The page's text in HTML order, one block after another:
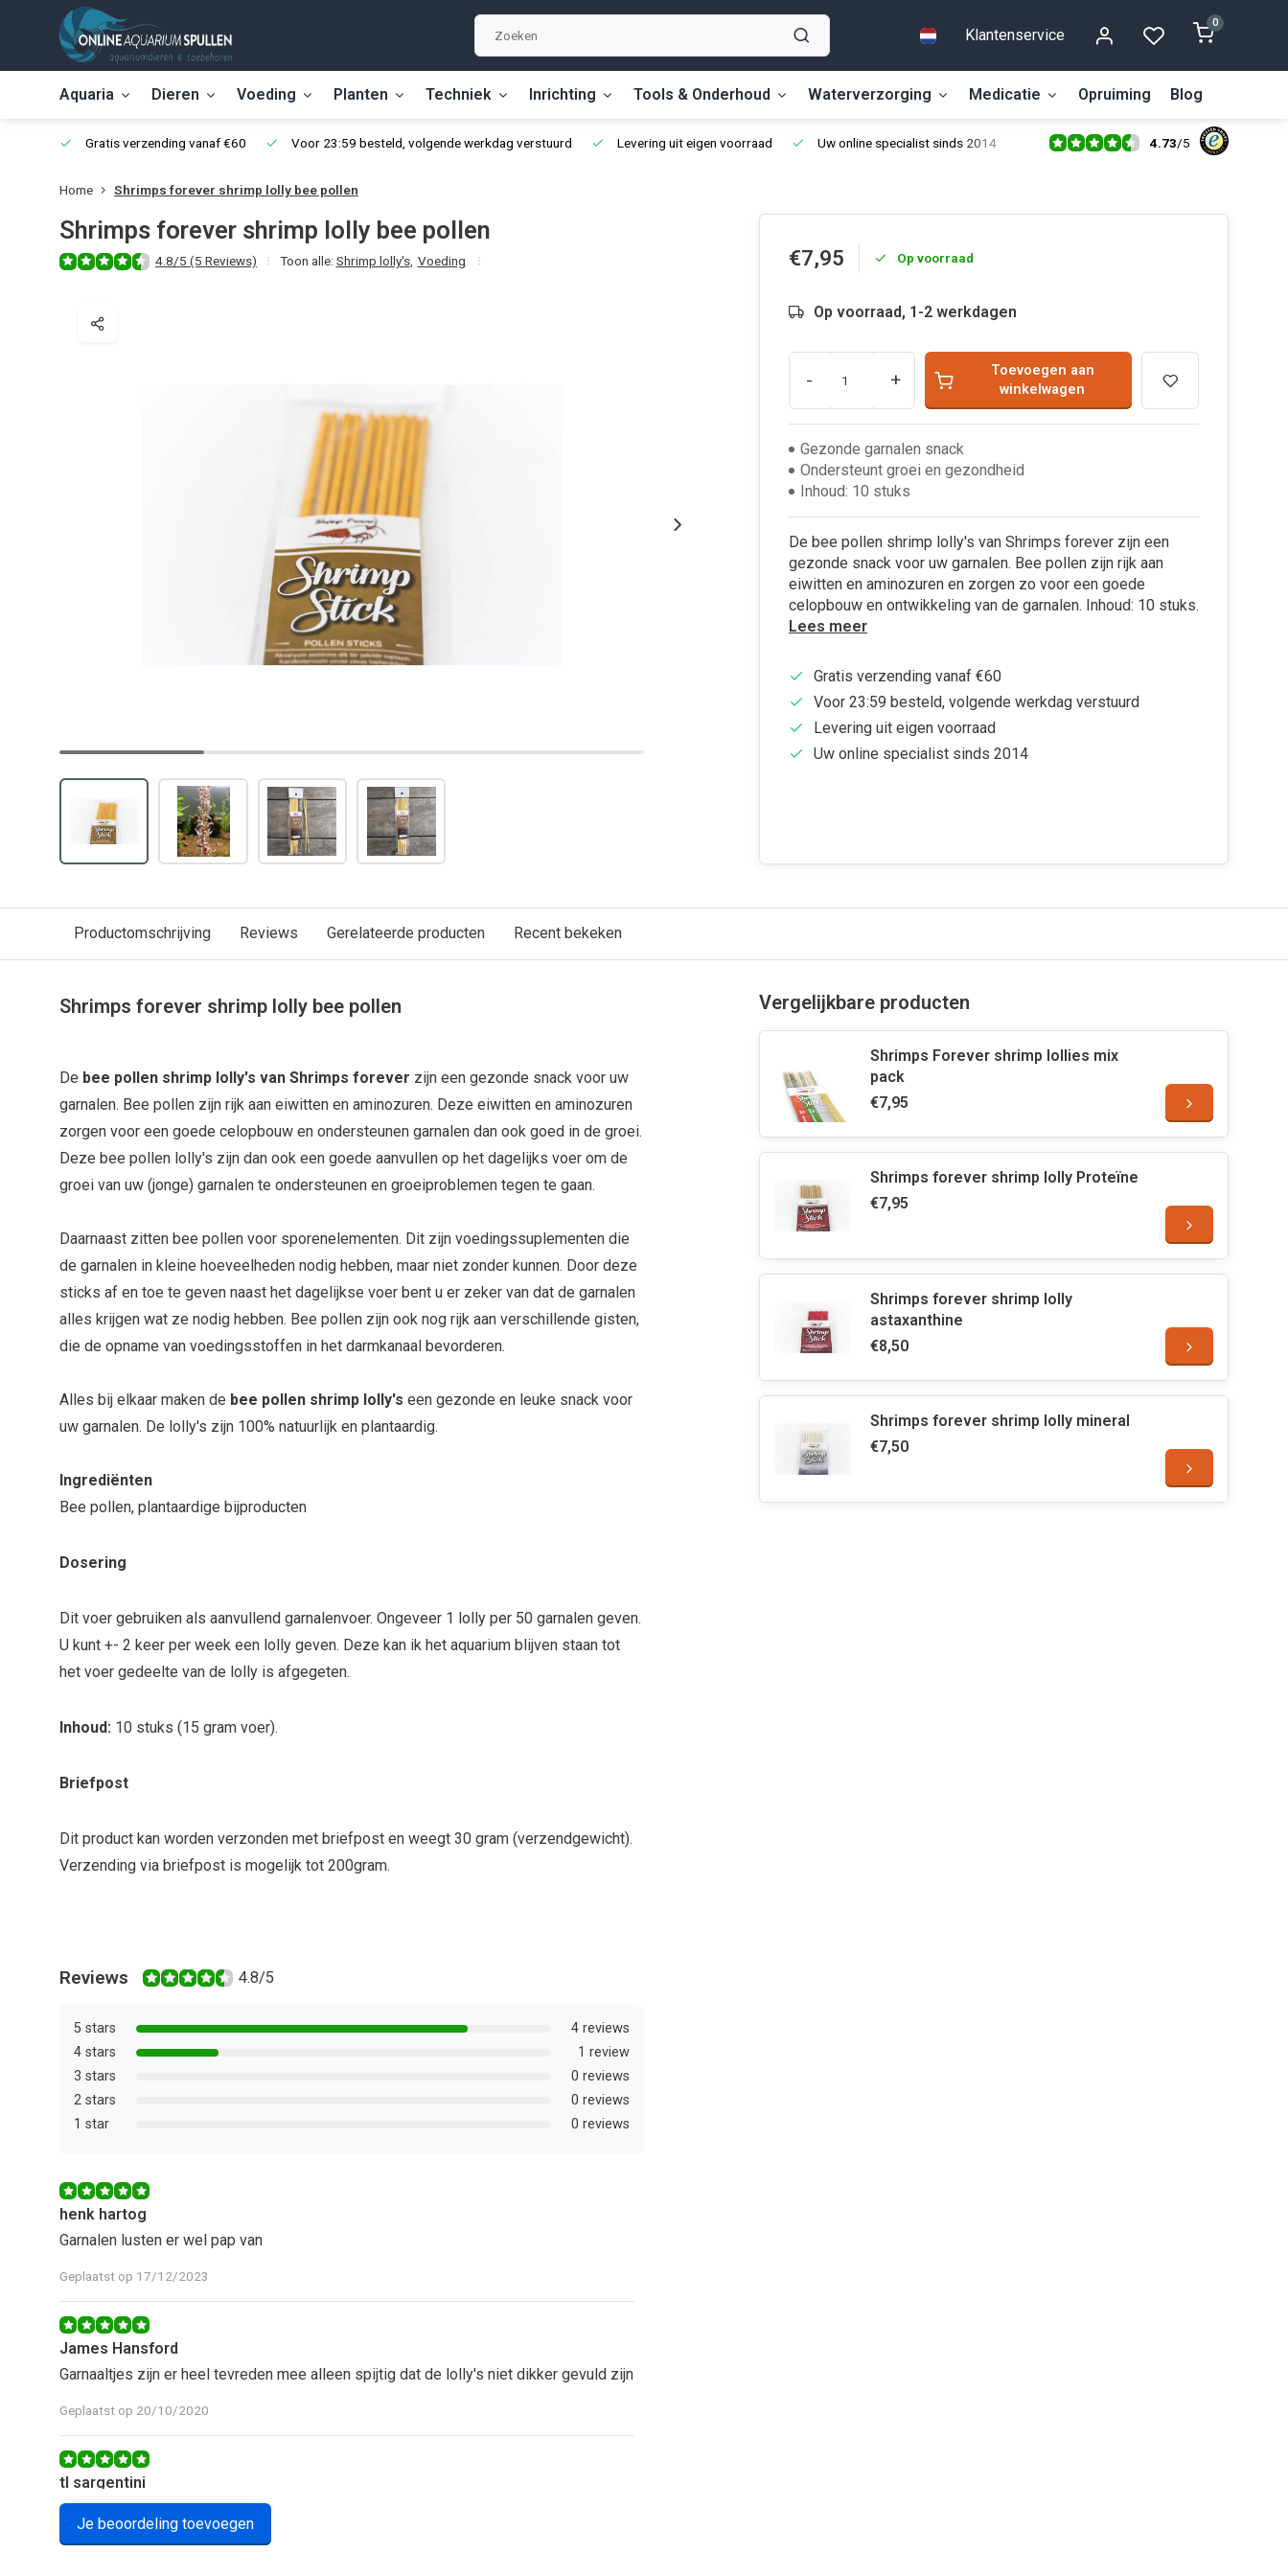
Klantenservice
0
Aquaria Dieren Voeding Planten Techniek Inrichting Tools & Onderhoud Waterverzorging Medicatie Opruiming Blog
Gratis verzending vanaf €60 Voor 23:59 besteld, volgende werkdag verstuurd Levering uit eigen voorraad Uw online specialist sinds 2014 4.73/5
Home Shrimps forever shrimp lolly bee pollen
Shrimps forever shrimp lolly bee pollen
4.8/5 (5 Reviews) Toon alle: Shrimp lolly's, Voeding €7,95 Op voorraad
Op voorraad, 1-2 werkdagen
- +
Toevoegen aan
winkelwagen
Gezonde garnalen snack
Ondersteunt groei en gezondheid
Inhoud: 10 stuks
De bee pollen shrimp lolly's van Shrimps forever zijn een
gezonde snack voor uw garnalen. Bee pollen zijn rijk aan
eiwitten en aminozuren en zorgen zo voor een goede
celopbouw en ontwikkeling van de garnalen. Inhoud: 10 stuks.
Lees meer
Gratis verzending vanaf €60
Voor 23:59 besteld, volgende werkdag verstuurd
Levering uit eigen voorraad
Uw online specialist sinds 2014
Productomschrijving Reviews Gerelateerde producten Recent bekeken
Shrimps forever shrimp lolly bee pollen
De bee pollen shrimp lolly's van Shrimps forever zijn een gezonde snack voor uw
garnalen. Bee pollen zijn rijk aan eiwitten en aminozuren. Deze eiwitten en aminozuren
zorgen voor een goede celopbouw en ondersteunen garnalen dan ook goed in de groei.
Deze bee pollen lolly's zijn dan ook een goede aanvullen op het dagelijks voer om de
groei van uw (jonge) garnalen te ondersteunen en groeiproblemen tegen te gaan.
Daarnaast zitten bee pollen voor sporenelementen. Dit zijn voedingssuplementen die
de garnalen in kleine hoeveelheden nodig hebben, maar niet zonder kunnen. Door deze
sticks af en toe te geven naast het dagelijkse voer bent u er zeker van dat de garnalen
alles krijgen wat ze nodig hebben. Bee pollen zijn ook nog rijk aan verschillende gisten,
die de opname van voedingsstoffen in het darmkanaal bevorderen.
Alles bij elkaar maken de bee pollen shrimp lolly's een gezonde en leuke snack voor
uw garnalen. De lolly's zijn 100% natuurlijk en plantaardig.
Ingrediënten
Bee pollen, plantaardige bijproducten
Dosering
Dit voer gebruiken als aanvullend garnalenvoer. Ongeveer 1 lolly per 50 garnalen geven.
U kunt +- 2 keer per week een lolly geven. Deze kan ik het aquarium blijven staan tot
het voer gedeelte van de lolly is afgegeten.
Inhoud: 10 stuks (15 gram voer).
Briefpost
Dit product kan worden verzonden met briefpost en weegt 30 gram (verzendgewicht).
Verzending via briefpost is mogelijk tot 200gram.
Reviews 4.8/5
5 stars
4 reviews
4 stars
1 review
3 stars
0 reviews
2 stars
0 reviews
1 star
0 reviews
henk hartog
Garnalen lusten er wel pap van
Geplaatst op 17/12/2023
James Hansford
Garnaaltjes zijn er heel tevreden mee alleen spijtig dat de lolly's niet dikker gevuld zijn
Geplaatst op 20/10/2020
tl sargentini
Koper heeft geen omschrijving achtergelaten.
Geplaatst op 14/08/2019
Je beoordeling toevoegen
Vergelijkbare producten
Shrimps Forever shrimp lollies mix
pack
€7,95
Shrimps forever shrimp lolly Proteïne
€7,95
Shrimps forever shrimp lolly
astaxanthine
€8,50
Shrimps forever shrimp lolly mineral
€7,50